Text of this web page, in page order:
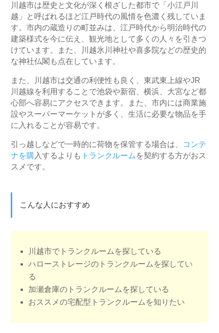
川越市は歴史と文化が深く根ざした都市で「小江戸川
越」と呼ばれるほど江戸時代の風情を色濃く残していま
す。市内の蔵造りの町並みは、江戸時代から明治時代の
建築様式を今に伝え、観光地として多くの人々を引きつ
けています。また、川越氷川神社や喜多院などの歴史的
な神社仏閣も点在しています。
また、川越市は交通の利便性も良く、東武東上線やJR
川越線を利用することで池袋や新宿、横浜、大宮など都
心部へ容易にアクセスできます。また、市内には商業施
設やスーパーマーケットが多く、生活に必要な物品を手
に入れることが容易です。
引っ越しなどで一時的に荷物を保管する場合は、 コンテ
ナを購入するよりも トランクルーム を契約する方がおス
スメです。
こんな人におすすめ
川越市でトランクルームを探している
ハローストレージのトランクルームを探してい
る
加瀬倉庫のトランクルームを探している
おススメの宅配型トランクルームを知りたい